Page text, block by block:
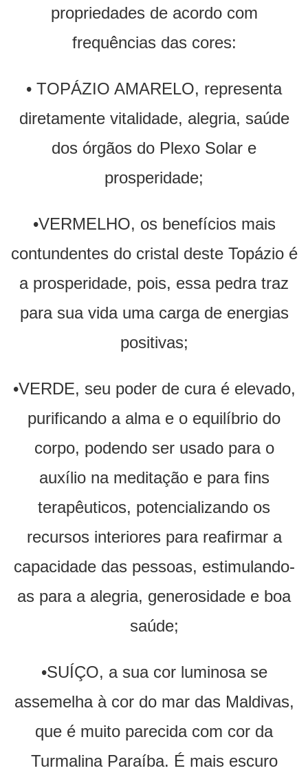
propriedades de acordo com
frequências das cores:
• TOPÁZIO AMARELO, representa
diretamente vitalidade, alegria, saúde
dos órgãos do Plexo Solar e
prosperidade;
•VERMELHO, os benefícios mais
contundentes do cristal deste Topázio é
a prosperidade, pois, essa pedra traz
para sua vida uma carga de energias
positivas;
•VERDE, seu poder de cura é elevado,
purificando a alma e o equilíbrio do
corpo, podendo ser usado para o
auxílio na meditação e para fins
terapêuticos, potencializando os
recursos interiores para reafirmar a
capacidade das pessoas, estimulando-
as para a alegria, generosidade e boa
saúde;
•SUÍÇO, a sua cor luminosa se
assemelha à cor do mar das Maldivas,
que é muito parecida com cor da
Turmalina Paraíba. É mais escuro